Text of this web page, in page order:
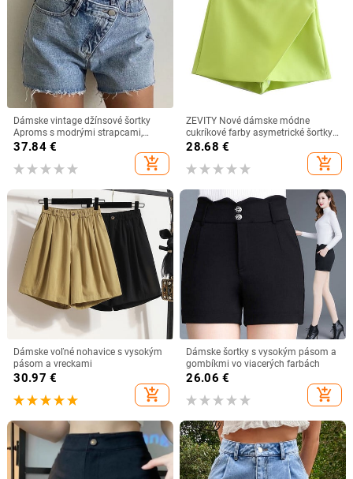
Dámske vintage džínsové šortky
Aproms s modrými strapcami,
ležérne, s vysokým pásom, 2022,
jednofarebné, džínsové šortky
37.84€
add_shopping_cart
ZEVITY Nové dámske módne
cukríkové farby asymetrické šortky,
sukne, dámske zipsy s vreckámi,
horúce šortky, elegantné nohavice
Cortos P532
28.68 €
add_shopping_cart
Dámske voľné nohavice s vysokým
pásom a vreckami
30.97 €
add_shopping_cart
Dámske šortky s vysokým pásom a
gombíkmi vo viacerých farbách
26.06 €
add_shopping_cart